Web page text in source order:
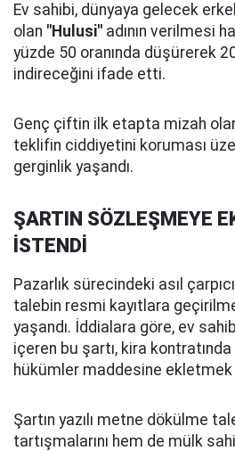
Ev sahibi, dünyaya gelecek
olan "Hulusi" adının verilmesi
yüzde 50 oranında düşürerek
indireceğini ifade etti.
Genç çiftin ilk etapta mizah
teklifin ciddiyetini koruması
gerginlik yaşandı.
ŞARTIN SÖZLEŞMEYE
İSTENDİ
Pazarlık sürecindeki asıl
talebin resmi kayıtlara
yaşandı. İddialara göre, ev
içeren bu şartı, kira kontratında
hükümler maddesine
Şartın yazılı metne dökülme
tartışmalarını hem de mülk